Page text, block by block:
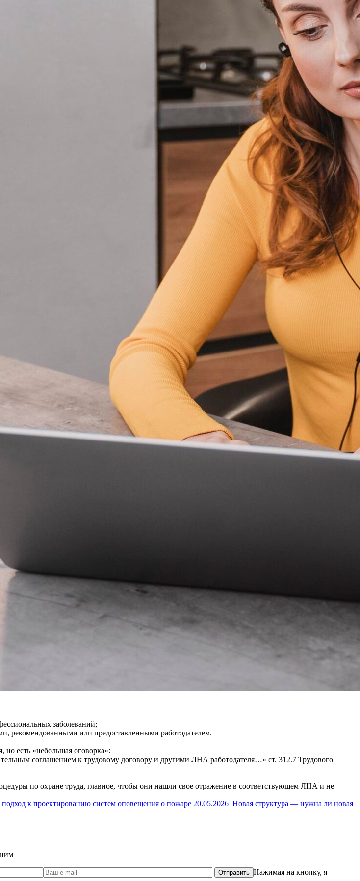
заболеваний;
рекомендованными или предоставленными работодателем.
но есть «небольшая оговорка»:
соглашением к трудовому договору и другими ЛНА работодателя…» ст. 312.7 Трудового
по охране труда, главное, чтобы они нашли свое отражение в соответствующем ЛНА и не
к проектированию систем оповещения о пожаре 20.05.2026 Новая структура — нужна ли новая
Отправить Нажимая на кнопку, я